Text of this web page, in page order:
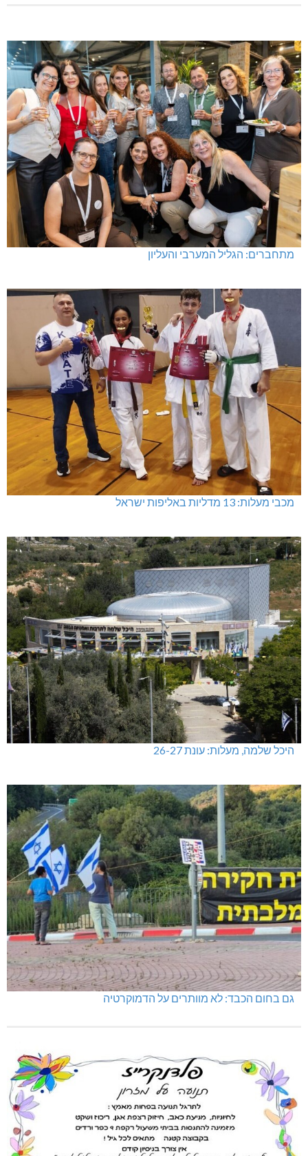
מתחברים: הגליל המערבי והעליון
מכבי מעלות: 13 מדליות באליפות ישראל
היכל שלמה, מעלות: עונת 26-27
גם בחום הכבד: לא מוותרים על הדמוקרטיה